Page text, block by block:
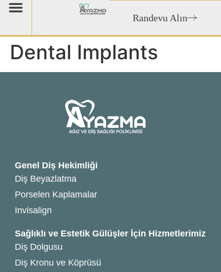
Randevu Alın
Dental Implants
Genel Diş Hekimliği
Diş Beyazlatma
Porselen Kaplamalar
Invisalign
Sağlıklı ve Estetik Gülüşler İçin Hizmetlerimiz
Diş Dolgusu
Diş Kronu ve Köprüsü